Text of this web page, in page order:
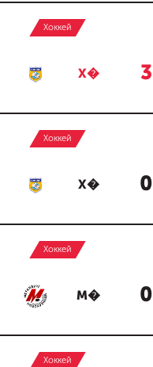
Хоккей
Х� 3
Хоккей
Х� 0
Хоккей
М� 0
Хоккей